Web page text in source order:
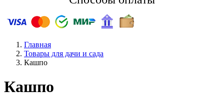
Главная
Товары для дачи и сада
Кашпо
Кашпо